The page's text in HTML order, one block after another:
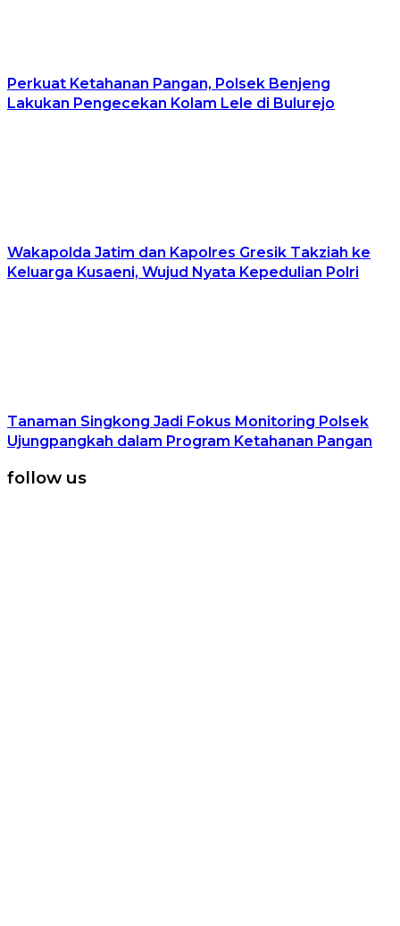
Perkuat Ketahanan Pangan, Polsek Benjeng
Lakukan Pengecekan Kolam Lele di Bulurejo
Wakapolda Jatim dan Kapolres Gresik Takziah ke
Keluarga Kusaeni, Wujud Nyata Kepedulian Polri
Tanaman Singkong Jadi Fokus Monitoring Polsek
Ujungpangkah dalam Program Ketahanan Pangan
follow us